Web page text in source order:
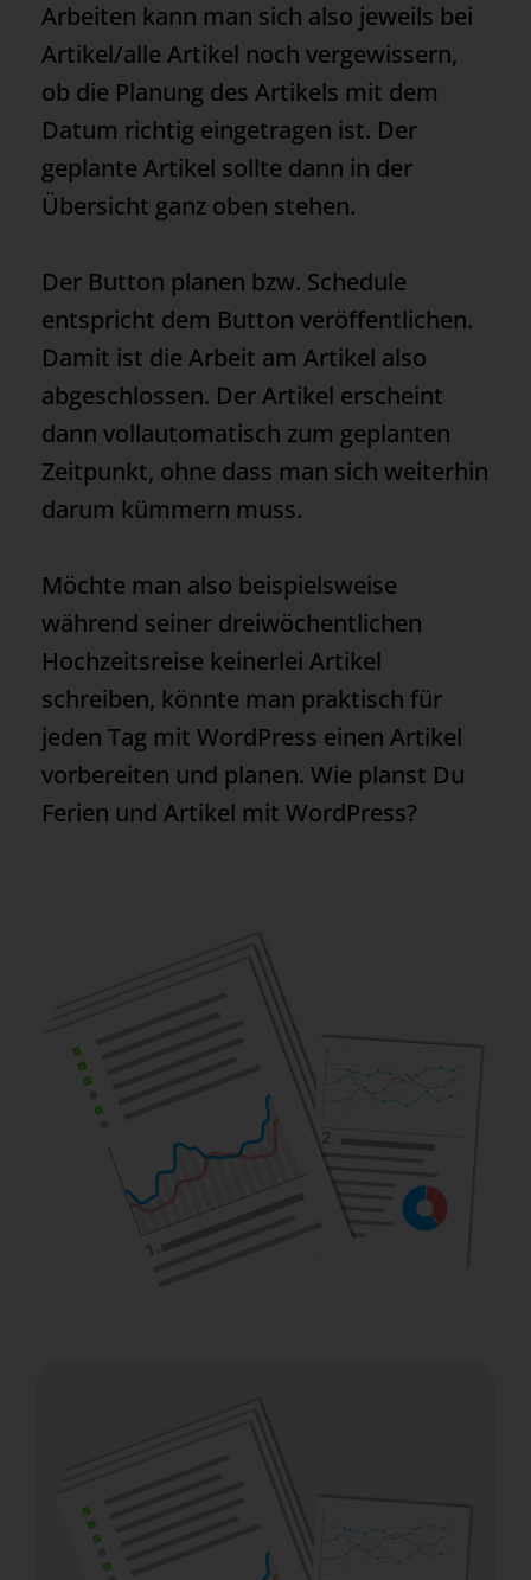
Arbeiten kann man sich also jeweils bei
Artikel/alle Artikel noch vergewissern,
ob die Planung des Artikels mit dem
Datum richtig eingetragen ist. Der
geplante Artikel sollte dann in der
Übersicht ganz oben stehen.
Der Button planen bzw. Schedule
entspricht dem Button veröffentlichen.
Damit ist die Arbeit am Artikel also
abgeschlossen. Der Artikel erscheint
dann vollautomatisch zum geplanten
Zeitpunkt, ohne dass man sich weiterhin
darum kümmern muss.
Möchte man also beispielsweise
während seiner dreiwöchentlichen
Hochzeitsreise keinerlei Artikel
schreiben, könnte man praktisch für
jeden Tag mit WordPress einen Artikel
vorbereiten und planen. Wie planst Du
Ferien und Artikel mit WordPress?